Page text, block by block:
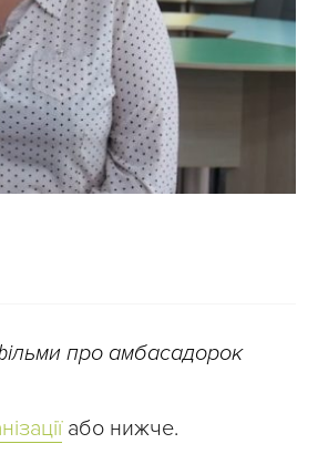
про амбасадорок
або нижче.